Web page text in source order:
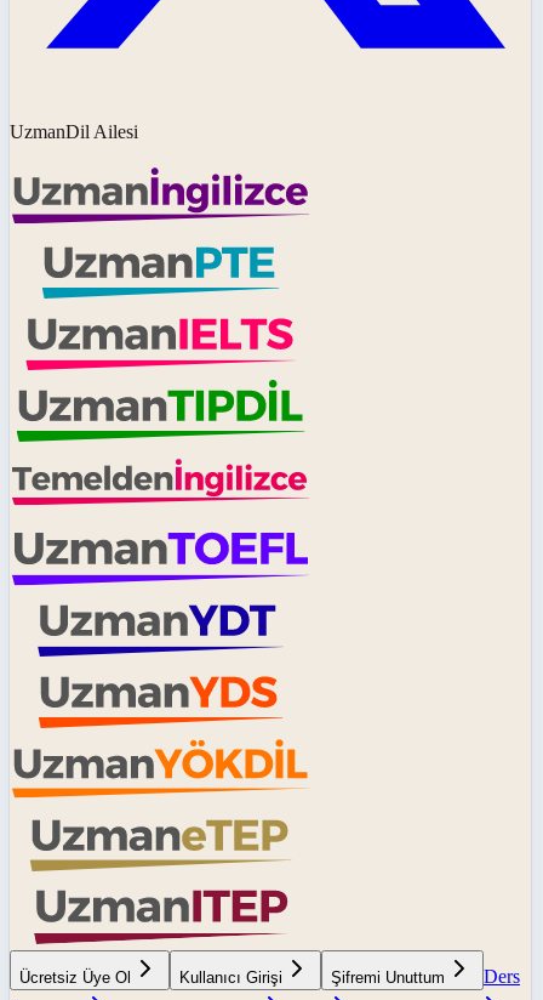
UzmanDil Ailesi
Ücretsiz Üye Ol Kullanıcı Girişi Şifremi Unuttum
Ders